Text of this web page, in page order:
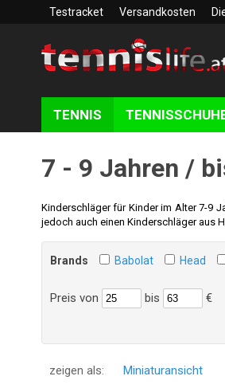
Testracket Versandkosten
TENNIS
7 - 9 Jahren /
Kinderschläger für Kinder im Alter 7-9
jedoch auch einen Kinderschläger aus
Brands Babolat Head
Preis von bis €
zeigen als: Miniaturansicht